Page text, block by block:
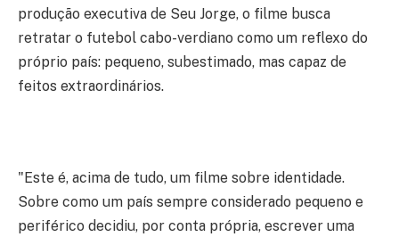
produção executiva de Seu Jorge, o filme busca
retratar o futebol cabo-verdiano como um reflexo do
próprio país: pequeno, subestimado, mas capaz de
feitos extraordinários.
"Este é, acima de tudo, um filme sobre identidade.
Sobre como um país sempre considerado pequeno e
periférico decidiu, por conta própria, escrever uma